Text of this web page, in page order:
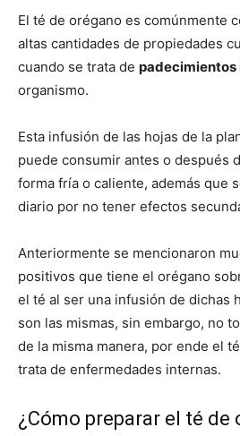
El té de orégano es comúnmente
altas cantidades de propiedades
cuando se trata de padecimientos
organismo.
Esta infusión de las hojas de la
puede consumir antes o después
forma fría o caliente, además que
diario por no tener efectos
Anteriormente se mencionaron
positivos que tiene el orégano
el té al ser una infusión de dichas
son las mismas, sin embargo, no
de la misma manera, por ende el
trata de enfermedades internas.
¿Cómo preparar el té de